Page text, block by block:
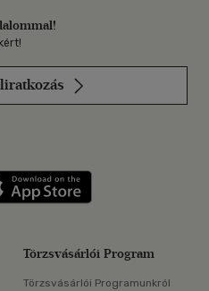
LinkedInen
Szerezd meg: Google
Törzsvásárlói Program
Törzsvásárlói Programunkról